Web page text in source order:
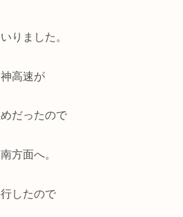
りました。
高速が
だったので
方面へ。
したので